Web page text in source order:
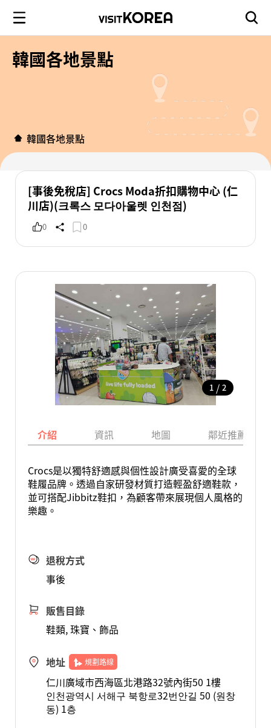
韓國各地景點
韓國各地景點
[事後免稅店] Crocs Moda折扣購物中心 (仁
川店)(크록스 모다아울렛 인천점)
0 0
1 / 2
介紹 資訊 地圖 鄰近推薦景點
Crocs是以獨特舒適感與個性設計廣受喜愛的全球
鞋履品牌。透過自家研發材質打造輕盈舒適鞋款，
並可搭配Jibbitz鞋扣，為顧客帶來展現個人風格的
樂趣。
退稅方式
事後
販售目錄
鞋類, 珠寶、飾品
地址 規劃路線
仁川廣域市西海區北港路32號內街50 1樓
인천광역시 서해구 북항로32번안길 50 (원창
동) 1층